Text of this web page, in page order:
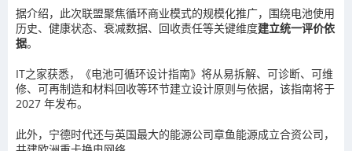
据介绍，此次联盟聚焦循环商业模式的规模化推广，围绕电池使用
历史、健康状态、衰减数据、回收责任等关键维度建立统一评价依
据。
IT之家获悉，《电池可循环设计指南》将从易拆解、可诊断、可维
修、可再制造和材料回收等环节建立设计原则与依据，该指南将于
2027 年发布。
此外，宁德时代还与英国最大的能源公司章鱼能源成立合资公司，